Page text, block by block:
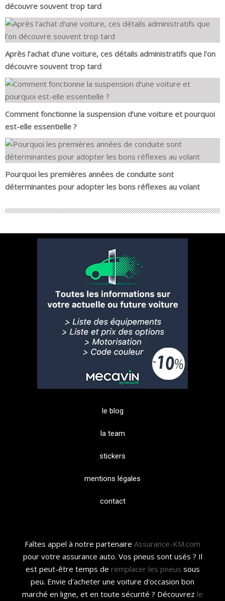
découvre souvent trop tard
Après l'achat d'une voiture, ces détails administratifs que l'on
découvre souvent trop tard
Comment fonctionne la suspension d’une voiture et pourquoi
est-elle essentielle ?
Pourquoi les premières années de conduite sont
déterminantes pour adopter les bons réflexes au volant
le blog
la team
stickers
mentions légales
contact
Faîtes appel à notre partenaire Assurance-KM.com
pour votre assurance auto. Vos pneus sont usés ? Il
est peut-être temps de remplacer les pneus sous
peu. Envie d'acheter une voiture d'occasion bon
marché en ligne, et en toute sécurité ? Découvrez le